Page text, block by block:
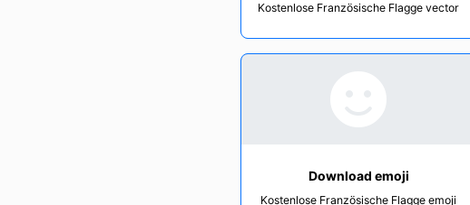
Kostenlose Französische Flagge vector
Download emoji
Kostenlose Französische Flagge emoji